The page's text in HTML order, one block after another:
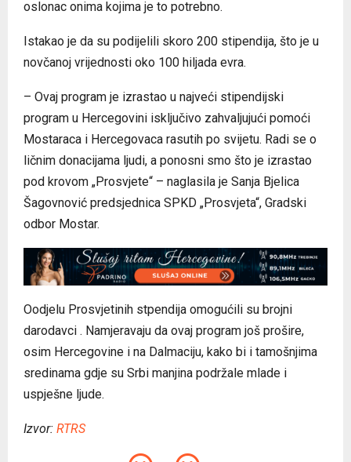
oslonac onima kojima je to potrebno.
Istakao je da su podijelili skoro 200 stipendija, što je u
novčanoj vrijednosti oko 100 hiljada evra.
– Ovaj program je izrastao u najveći stipendijski
program u Hercegovini isključivo zahvaljujući pomoći
Mostaraca i Hercegovaca rasutih po svijetu. Radi se o
ličnim donacijama ljudi, a ponosni smo što je izrastao
pod krovom „Prosvjete“ – naglasila je Sanja Bjelica
Šagovnović predsjednica SPKD „Prosvjeta“, Gradski
odbor Mostar.
Oodjelu Prosvjetinih stpendija omogućili su brojni
darodavci . Namjeravaju da ovaj program još prošire,
osim Hercegovine i na Dalmaciju, kako bi i tamošnjima
sredinama gdje su Srbi manjina podržale mlade i
uspješne ljude.
Izvor: RTRS